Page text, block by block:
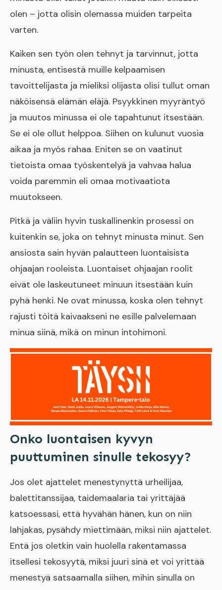
olen – jotta olisin olemassa muiden tarpeita
varten.
Kaiken sen työn olen tehnyt ja tarvinnut, jotta
minusta, entisestä muille kelpaamisen
tavoittelijasta ja mieliksi olijasta olisi tullut oman
näköisensä elämän eläjä. Psyykkinen myyräntyö
ja muutos minussa ei ole tapahtunut itsestään.
Se ei ole ollut helppoa. Siihen on kulunut vuosia
aikaa ja myös rahaa. Eniten se on vaatinut
tietoista omaa työskentelyä ja vahvaa halua
voida paremmin eli omaa motivaatiota
muutokseen.
Pitkä ja väliin hyvin tuskallinenkin prosessi on
kuitenkin se, joka on tehnyt minusta minut. Sen
ansiosta sain hyvän palautteen luontaisista
ohjaajan rooleista. Luontaiset ohjaajan roolit
eivät ole laskeutuneet minuun itsestään kuin
pyhä henki. Ne ovat minussa, koska olen tehnyt
rajusti töitä kaivaakseni ne esille palvelemaan
minua siinä, mikä on minun intohimoni.
Onko luontaisen kyvyn
puuttuminen sinulle tekosyy?
Jos olet ajattelet menestynyttä urheilijaa,
balettitanssijaa, taidemaalaria tai yrittäjää
katsoessasi, että hyvähän hänen, kun on niin
lahjakas, pysähdy miettimään, miksi niin ajattelet.
Entä jos oletkin vain huolella rakentamassa
itsellesi tekosyytä, miksi juuri sinä et voi yrittää
menestyä satsaamalla siihen, mihin sinulla on